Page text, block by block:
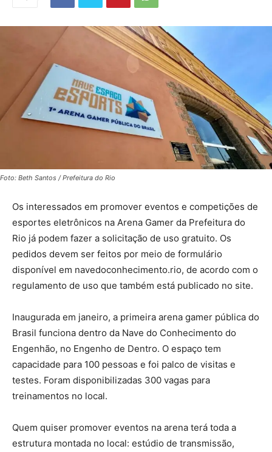
Foto: Beth Santos / Prefeitura do Rio
Os interessados em promover eventos e competições de
esportes eletrônicos na Arena Gamer da Prefeitura do
Rio já podem fazer a solicitação de uso gratuito. Os
pedidos devem ser feitos por meio de formulário
disponível em navedoconhecimento.rio, de acordo com o
regulamento de uso que também está publicado no site.
Inaugurada em janeiro, a primeira arena gamer pública do
Brasil funciona dentro da Nave do Conhecimento do
Engenhão, no Engenho de Dentro. O espaço tem
capacidade para 100 pessoas e foi palco de visitas e
testes. Foram disponibilizadas 300 vagas para
treinamentos no local.
Quem quiser promover eventos na arena terá toda a
estrutura montada no local: estúdio de transmissão,